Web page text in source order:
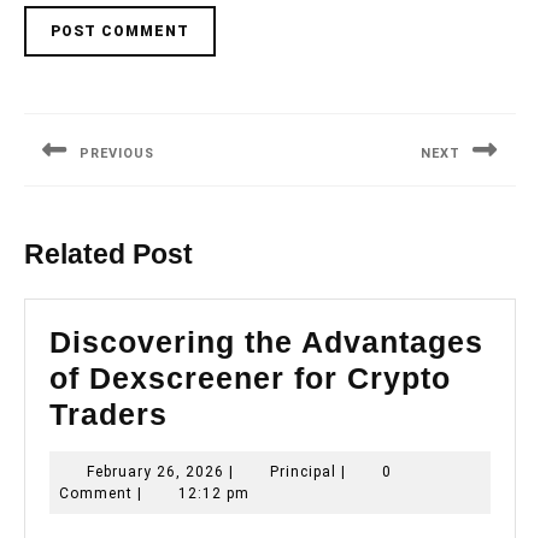
PREVIOUS NEXT
Related Post
Discovering the Advantages
of Dexscreener for Crypto
Traders
Advantages
February 26, 2026 February
26,
Principal Principal
0
Comment
12:12 pm